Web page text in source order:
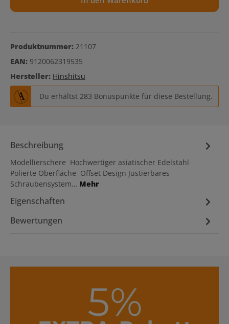
Produktnummer: 21107
EAN: 9120062319535
Hersteller: Hinshitsu
Du erhältst 283 Bonuspunkte für diese Bestellung.
Beschreibung
Modellierschere Hochwertiger asiatischer Edelstahl
Polierte Oberfläche Offset Design Justierbares
Schraubensystem… Mehr
Eigenschaften
Bewertungen